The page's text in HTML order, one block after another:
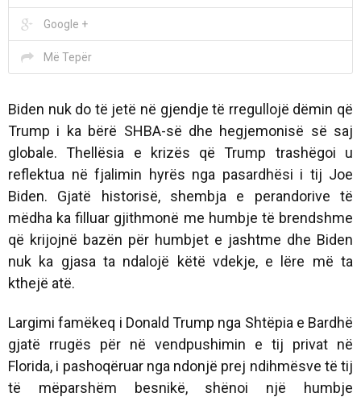
Google +
Më Tepër
Biden nuk do të jetë në gjendje të rregullojë dëmin që
Trump i ka bërë SHBA-së dhe hegjemonisë së saj
globale. Thellësia e krizës që Trump trashëgoi u
reflektua në fjalimin hyrës nga pasardhësi i tij Joe
Biden. Gjatë historisë, shembja e perandorive të
mëdha ka filluar gjithmonë me humbje të brendshme
që krijojnë bazën për humbjet e jashtme dhe Biden
nuk ka gjasa ta ndalojë këtë vdekje, e lëre më ta
kthejë atë.
Largimi famëkeq i Donald Trump nga Shtëpia e Bardhë
gjatë rrugës për në vendpushimin e tij privat në
Florida, i pashoqëruar nga ndonjë prej ndihmësve të tij
të mëparshëm besnikë, shënoi një humbje